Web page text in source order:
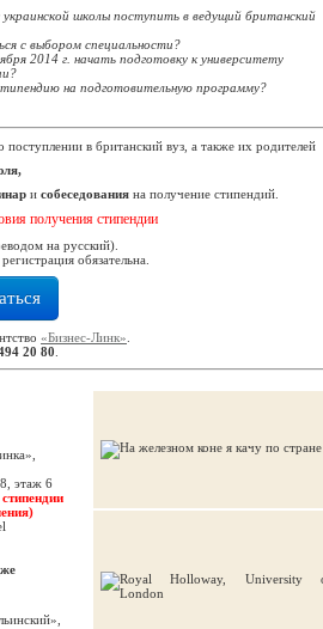
украинской школы поступить в ведущий британский
с выбором специальности?
2014 г. начать подготовку к университету
на подготовительную программу?
в британский вуз, а также их родителей
и собеседования на получение стипендий.
получения стипендии
на русский).
обязательна.
«Бизнес-Линк»
20 80
этаж 6